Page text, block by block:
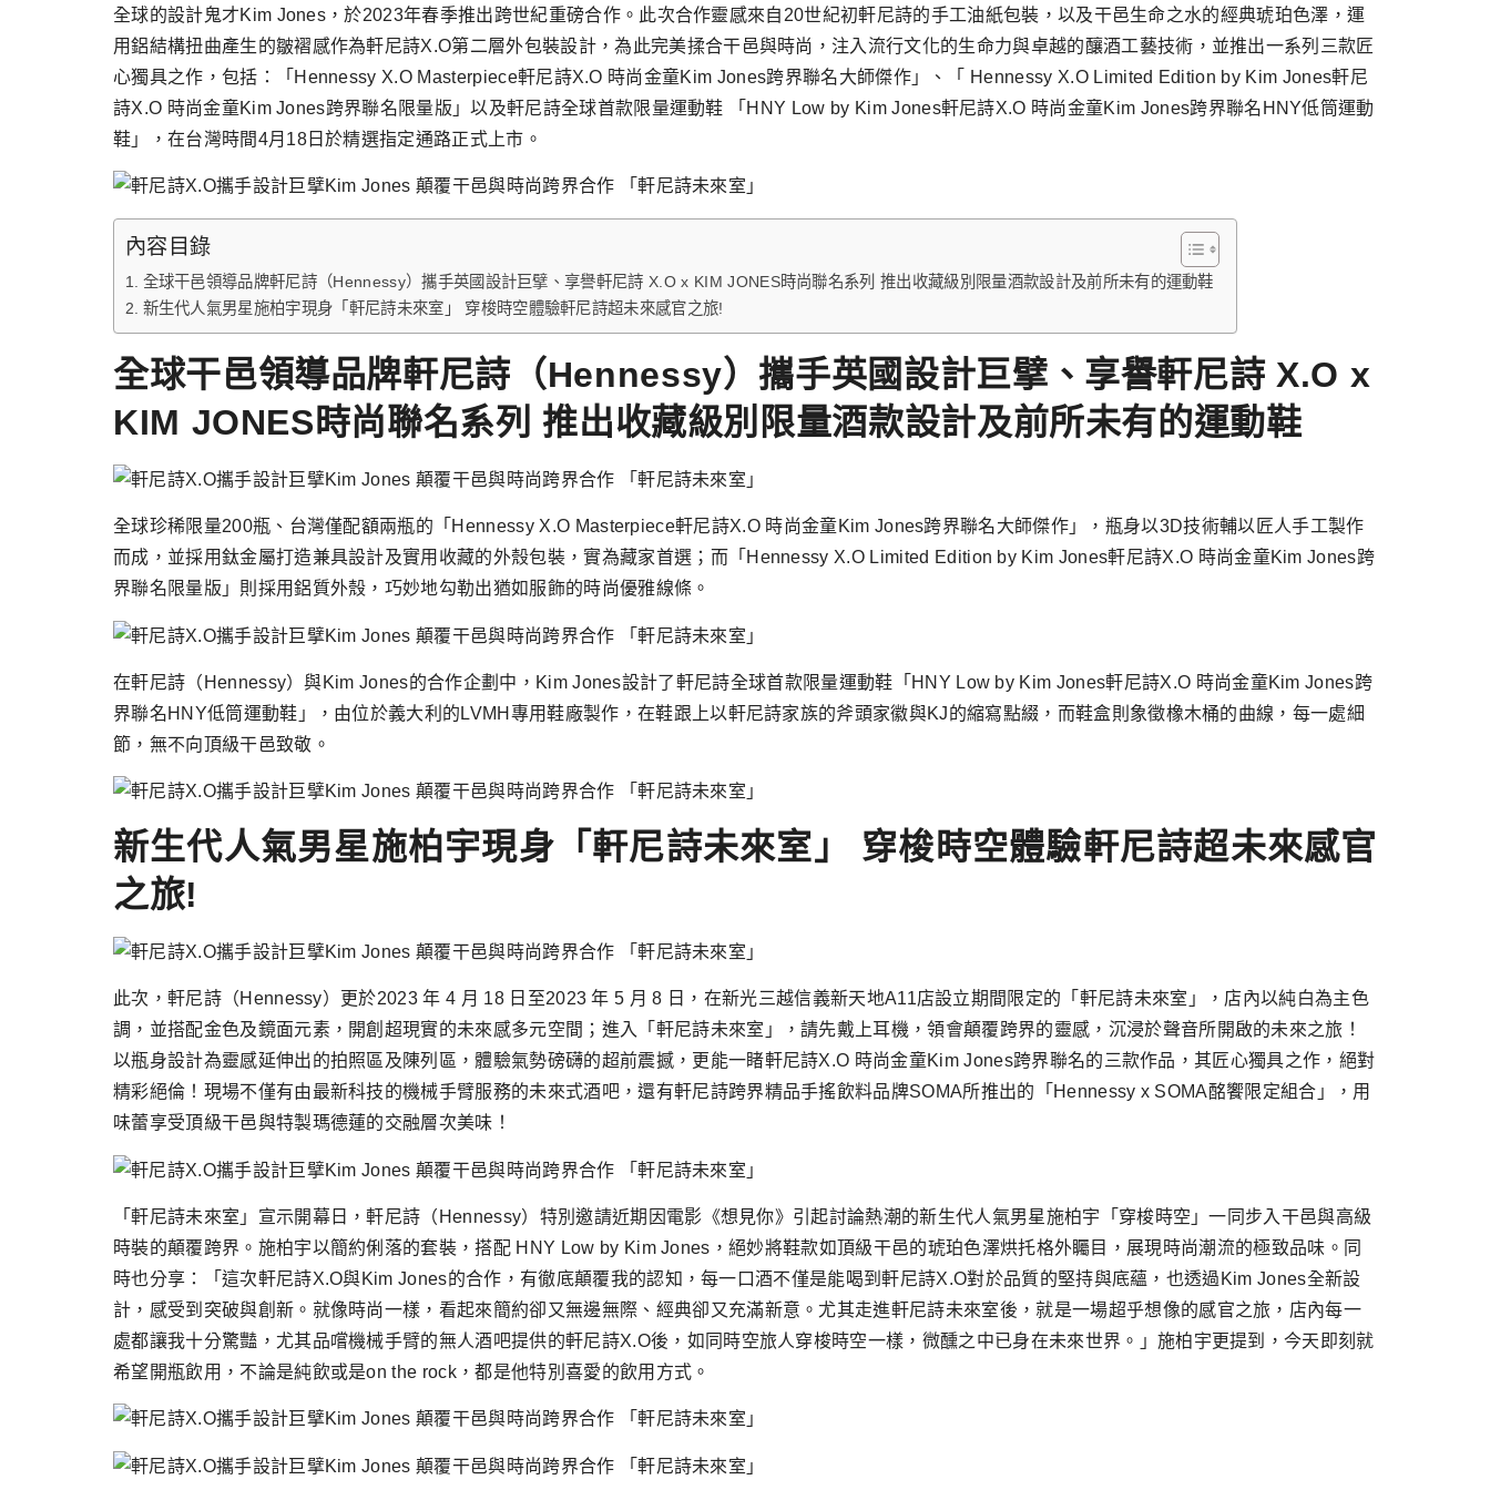
全球的設計鬼才Kim Jones，於2023年春季推出跨世紀重磅合作。此次合作靈感來自20世紀初軒尼詩的手工油紙包裝，以及干邑生命之水的經典琥珀色澤，運
用鋁結構扭曲產生的皺褶感作為軒尼詩X.O第二層外包裝設計，為此完美揉合干邑與時尚，注入流行文化的生命力與卓越的釀酒工藝技術，並推出一系列三款匠
心獨具之作，包括：「Hennessy X.O Masterpiece軒尼詩X.O 時尚金童Kim Jones跨界聯名大師傑作」、「 Hennessy X.O Limited Edition by Kim Jones軒尼
詩X.O 時尚金童Kim Jones跨界聯名限量版」以及軒尼詩全球首款限量運動鞋 「HNY Low by Kim Jones軒尼詩X.O 時尚金童Kim Jones跨界聯名HNY低筒運動
鞋」，在台灣時間4月18日於精選指定通路正式上市。
內容目錄
全球干邑領導品牌軒尼詩（Hennessy）攜手英國設計巨擘、享譽軒尼詩 X.O x KIM JONES時尚聯名系列 推出收藏級別限量酒款設計及前所未有的運動鞋
新生代人氣男星施柏宇現身「軒尼詩未來室」 穿梭時空體驗軒尼詩超未來感官之旅!
全球干邑領導品牌軒尼詩（Hennessy）攜手英國設計巨擘、享譽軒尼詩 X.O x
KIM JONES時尚聯名系列 推出收藏級別限量酒款設計及前所未有的運動鞋
全球珍稀限量200瓶、台灣僅配額兩瓶的「Hennessy X.O Masterpiece軒尼詩X.O 時尚金童Kim Jones跨界聯名大師傑作」，瓶身以3D技術輔以匠人手工製作
而成，並採用鈦金屬打造兼具設計及實用收藏的外殼包裝，實為藏家首選；而「Hennessy X.O Limited Edition by Kim Jones軒尼詩X.O 時尚金童Kim Jones跨
界聯名限量版」則採用鋁質外殼，巧妙地勾勒出猶如服飾的時尚優雅線條。
在軒尼詩（Hennessy）與Kim Jones的合作企劃中，Kim Jones設計了軒尼詩全球首款限量運動鞋「HNY Low by Kim Jones軒尼詩X.O 時尚金童Kim Jones跨
界聯名HNY低筒運動鞋」，由位於義大利的LVMH專用鞋廠製作，在鞋跟上以軒尼詩家族的斧頭家徽與KJ的縮寫點綴，而鞋盒則象徵橡木桶的曲線，每一處細
節，無不向頂級干邑致敬。
新生代人氣男星施柏宇現身「軒尼詩未來室」 穿梭時空體驗軒尼詩超未來感官
之旅!
此次，軒尼詩（Hennessy）更於2023 年 4 月 18 日至2023 年 5 月 8 日，在新光三越信義新天地A11店設立期間限定的「軒尼詩未來室」，店內以純白為主色
調，並搭配金色及鏡面元素，開創超現實的未來感多元空間；進入「軒尼詩未來室」，請先戴上耳機，領會顛覆跨界的靈感，沉浸於聲音所開啟的未來之旅！
以瓶身設計為靈感延伸出的拍照區及陳列區，體驗氣勢磅礴的超前震撼，更能一睹軒尼詩X.O 時尚金童Kim Jones跨界聯名的三款作品，其匠心獨具之作，絕對
精彩絕倫！現場不僅有由最新科技的機械手臂服務的未來式酒吧，還有軒尼詩跨界精品手搖飲料品牌SOMA所推出的「Hennessy x SOMA酩饗限定組合」，用
味蕾享受頂級干邑與特製瑪德蓮的交融層次美味！
「軒尼詩未來室」宣示開幕日，軒尼詩（Hennessy）特別邀請近期因電影《想見你》引起討論熱潮的新生代人氣男星施柏宇「穿梭時空」一同步入干邑與高級
時裝的顛覆跨界。施柏宇以簡約俐落的套裝，搭配 HNY Low by Kim Jones，絕妙將鞋款如頂級干邑的琥珀色澤烘托格外矚目，展現時尚潮流的極致品味。同
時也分享：「這次軒尼詩X.O與Kim Jones的合作，有徹底顛覆我的認知，每一口酒不僅是能喝到軒尼詩X.O對於品質的堅持與底蘊，也透過Kim Jones全新設
計，感受到突破與創新。就像時尚一樣，看起來簡約卻又無邊無際、經典卻又充滿新意。尤其走進軒尼詩未來室後，就是一場超乎想像的感官之旅，店內每一
處都讓我十分驚豔，尤其品嚐機械手臂的無人酒吧提供的軒尼詩X.O後，如同時空旅人穿梭時空一樣，微醺之中已身在未來世界。」施柏宇更提到，今天即刻就
希望開瓶飲用，不論是純飲或是on the rock，都是他特別喜愛的飲用方式。